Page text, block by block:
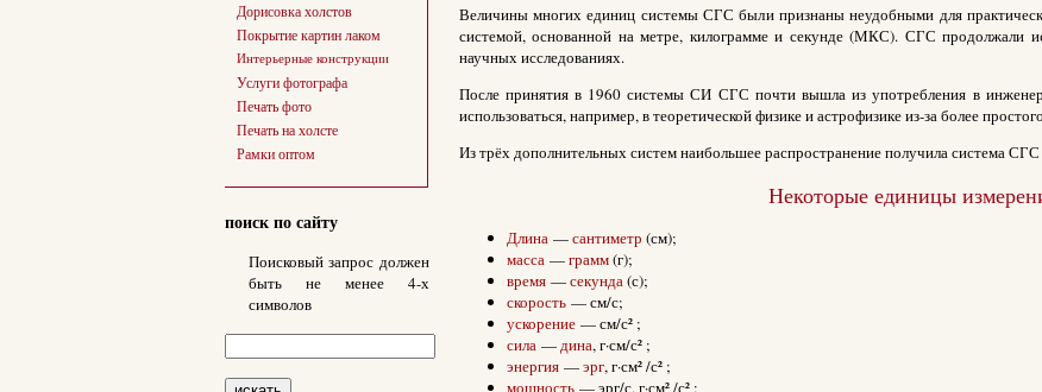
Дорисовка холстов
Покрытие картин лаком
Интерьерные конструкции
Услуги фотографа
Печать фото
Печать на холсте
Рамки оптом
поиск по сайту
Поисковый запрос должен
быть не менее 4-х
символов
Величины многих единиц системы СГС были признаны неудобными для
системой, основанной на метре, килограмме и секунде (МКС). СГС продолжали
научных исследованиях.
После принятия в 1960 системы СИ СГС почти вышла из употребления в
использоваться, например, в теоретической физике и астрофизике из-за более
Из трёх дополнительных систем наибольшее распространение получила система
Некоторые единицы
Длина—сантиметр (см);
масса—грамм(г);
время—секунда(с);
скорость— см/с;
ускорение— см/с² ;
сила—дина, г·см/с² ;
энергия—эрг, г·см² /с² ;
мощность— эрг/с, г·см² /с² ;